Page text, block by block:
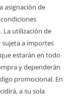
asignación de
La utilización de
a importes
estarán en todo
y dependerán
promocional. En
a su sola